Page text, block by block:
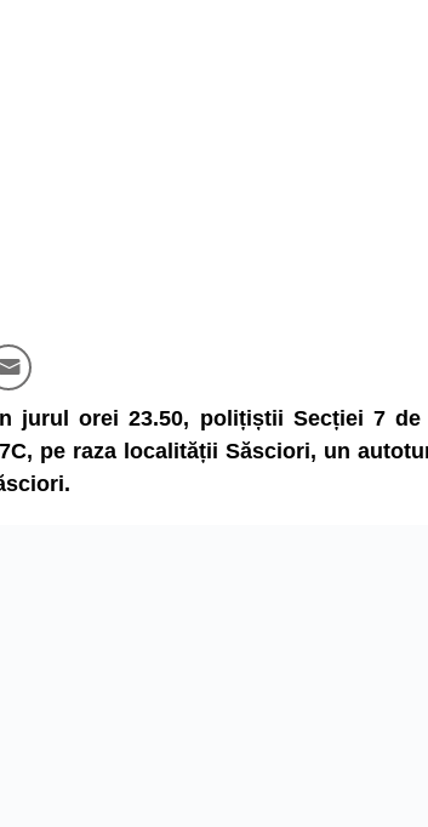
jurul orei 23.50, polițiștii Secției 7
pe raza localității Săsciori, un